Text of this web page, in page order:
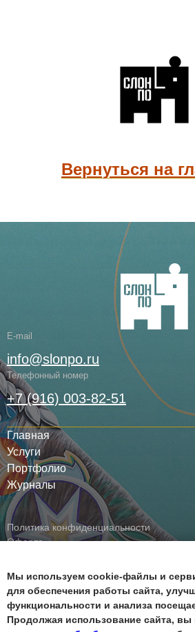
Вернуться на
Мы используем cookie-файлы и
для обеспечения работы сайта,
функциональности и анализа
Продолжая использование сайта, вы
E-mail
info@slonpo.ru
Телефонный номер
+7 (916) 003-82-51
Главная
Услуги
Портфолио
Журналы
Политика конфиденциальности
Оферта